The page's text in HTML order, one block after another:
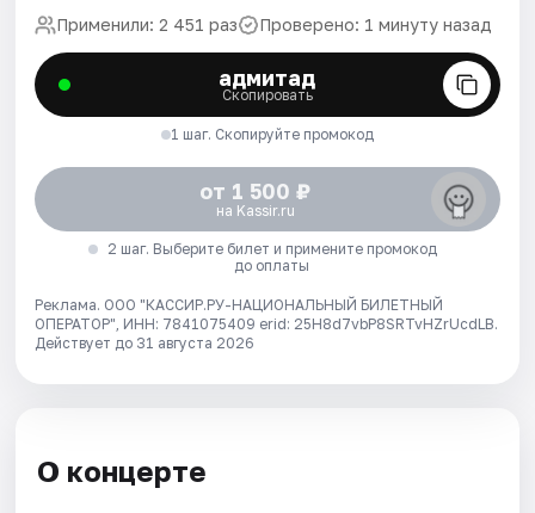
Применили: 2 451 раз Проверено: 1 минуту назад
адмитад
Скопировать
1 шаг. Скопируйте промокод
от 1 500 ₽
на Kassir.ru
2 шаг. Выберите билет и примените промокод
до оплаты
Реклама. ООО "КАССИР.РУ-НАЦИОНАЛЬНЫЙ БИЛЕТНЫЙ
ОПЕРАТОР", ИНН: 7841075409 erid: 25H8d7vbP8SRTvHZrUcdLB.
Действует до 31 августа 2026
О концерте